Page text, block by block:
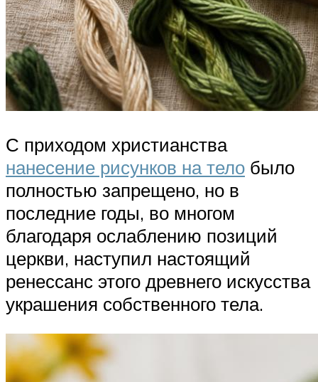
С приходом христианства
нанесение рисунков на тело было
полностью запрещено, но в
последние годы, во многом
благодаря ослаблению позиций
церкви, наступил настоящий
ренессанс этого древнего искусства
украшения собственного тела.